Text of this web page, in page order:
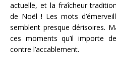
actuelle, et la fraîcheur
de Noël ! Les mots
semblent presque dérisoires.
ces moments qu’il importe
contre l’accablement.